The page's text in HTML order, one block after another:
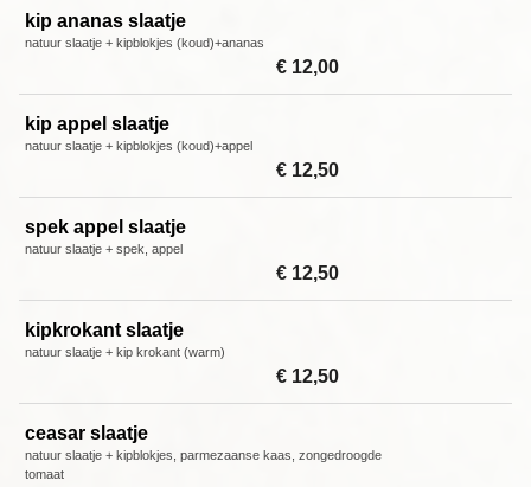
kip ananas slaatje
natuur slaatje + kipblokjes (koud)+ananas
€ 12,00
kip appel slaatje
​natuur slaatje + kipblokjes (koud)+appel
€ 12,50
spek appel slaatje
natuur slaatje + spek, appel
€ 12,50
kipkrokant slaatje
natuur slaatje + kip krokant (warm)
€ 12,50
ceasar slaatje
natuur slaatje + kipblokjes, parmezaanse kaas, zongedroogde
tomaat